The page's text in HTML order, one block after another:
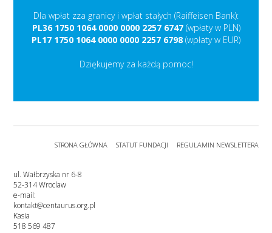
Dla wpłat zza granicy i wpłat stałych (Raiffeisen Bank):
PL36 1750 1064 0000 0000 2257 6747(wpłaty w PLN)
PL17 1750 1064 0000 0000 2257 6798 (wpłaty w EUR)
Dziękujemy za każdą pomoc!
ul. Wałbrzyska nr 6-8
52-314 Wroclaw
e-mail:
kontakt@centaurus.org.pl
Kasia
518 569 487
STRONA GŁÓWNA STATUT FUNDACJI REGULAMIN NEWSLETTERA